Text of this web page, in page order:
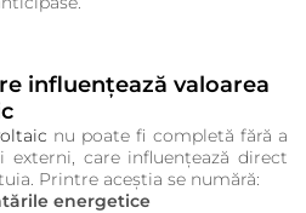
influențează valoarea
nu poate fi completă fără a
externi, care influențează direct
Printre aceștia se numără:
energetice